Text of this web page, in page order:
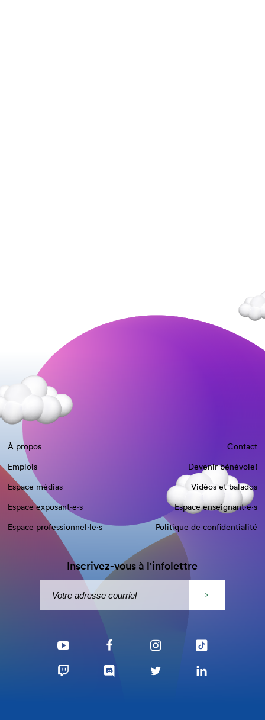
À propos
Contact
Emplois
Devenir bénévole!
Espace médias
Vidéos et balados
Espace exposant·e⋅s
Espace enseignant·e⋅s
Espace professionnel·le⋅s
Politique de confidentialité
Inscrivez-vous à l'infolettre